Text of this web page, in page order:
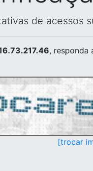
de acessos
, responda
[trocar